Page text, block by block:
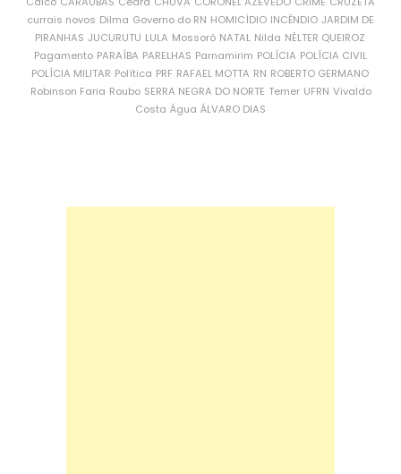
currais novos Dilma Governo do RN HOMICÍDIO INCÊNDIO JARDIM DE
PIRANHAS JUCURUTU LULA Mossoró NATAL Nilda NÉLTER QUEIROZ
Pagamento PARAÍBA PARELHAS Parnamirim POLÍCIA POLÍCIA CIVIL
POLÍCIA MILITAR Política PRF RAFAEL MOTTA RN ROBERTO GERMANO
Robinson Faria Roubo SERRA NEGRA DO NORTE Temer UFRN Vivaldo
Costa Água ÁLVARO DIAS